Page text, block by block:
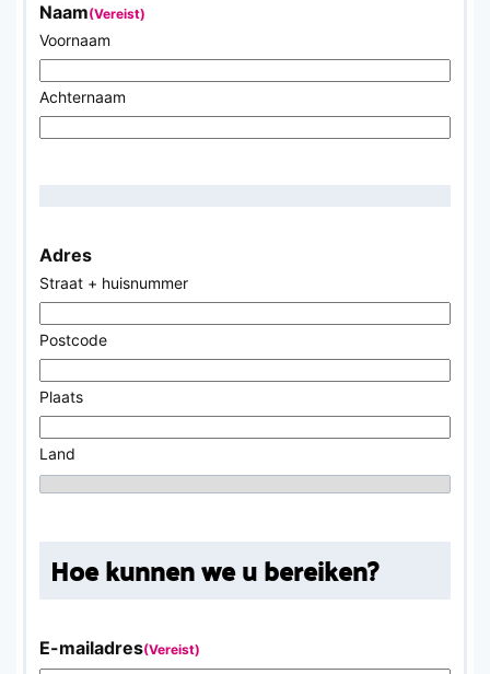
Naam(Vereist)
Voornaam
Achternaam
Adres
Straat + huisnummer
Postcode
Plaats
Land
Hoe kunnen we u bereiken?
E-mailadres(Vereist)